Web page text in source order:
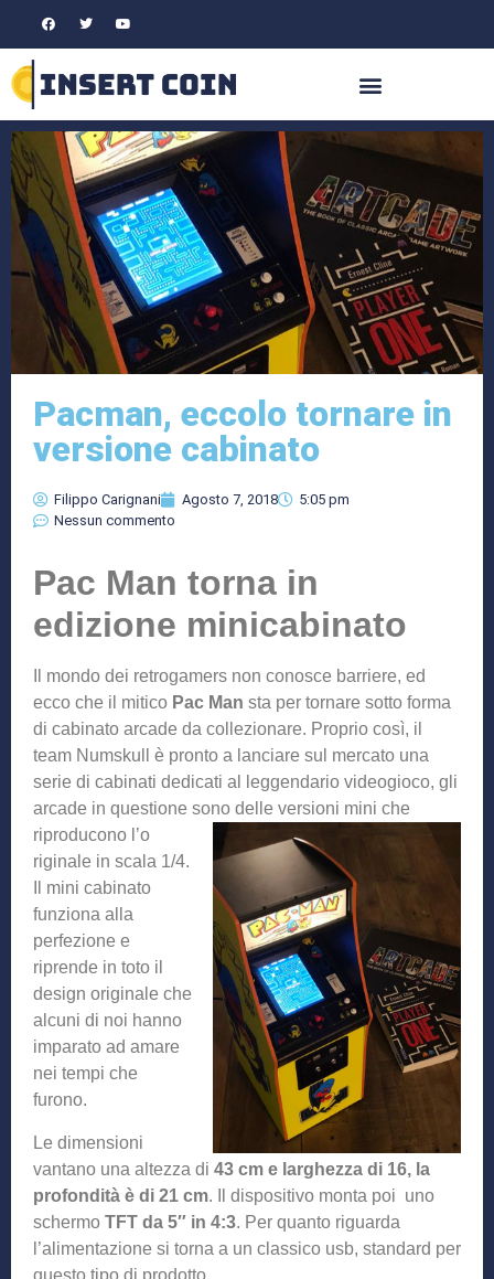
Pacman, eccolo tornare in
versione cabinato
Filippo Carignani Agosto 7, 2018
5:05 pm
Nessun commento
Pac Man torna in
edizione minicabinato
Il mondo dei retrogamers non conosce barriere, ed
ecco che il mitico Pac Man sta per tornare sotto forma
di cabinato arcade da collezionare. Proprio così, il
team Numskull è pronto a lanciare sul mercato una
serie di cabinati dedicati al leggendario videogioco, gli
arcade in questione sono delle versioni mini che
riproducono l’o
riginale in scala 1/4.
Il mini cabinato
funziona alla
perfezione e
riprende in toto il
design originale che
alcuni di noi hanno
imparato ad amare
nei tempi che
furono.
Le dimensioni
vantano una altezza di 43 cm e larghezza di 16, la
profondità è di 21 cm. Il dispositivo monta poi uno
schermo TFT da 5″ in 4:3. Per quanto riguarda
l’alimentazione si torna a un classico usb, standard per
questo tipo di prodotto.